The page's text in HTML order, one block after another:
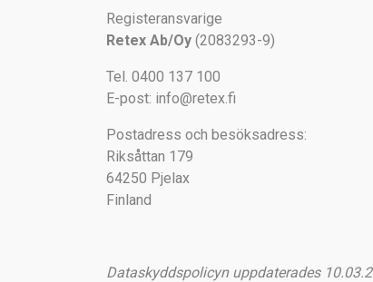
Registeransvarige
Retex Ab/Oy (2083293-9)
Tel. 0400 137 100
E-post: info@retex.fi
Postadress och besöksadress:
Riksåttan 179
64250 Pjelax
Finland
Dataskyddspolicyn uppdaterades